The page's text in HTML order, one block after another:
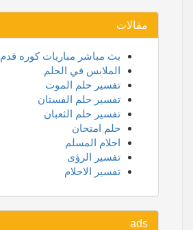
مقالات
بث مباشر مباريات كوره قدم
الملابس في الحلم
تفسير حلم الموت
تفسير حلم الفستان
تفسير حلم الثعبان
حلم امتحان
احلام المسلم
تفسير الرؤى
تفسير الاحلام
ads